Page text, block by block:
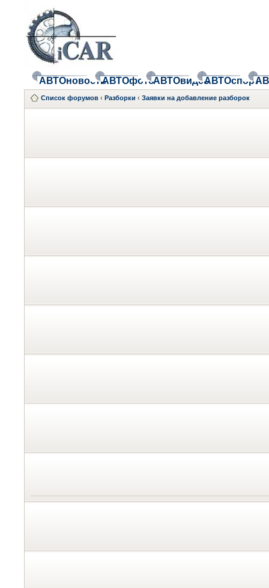
АВТОновостиАВТОфотоАВТОвидеоАВТОспорт
Список форумов ‹ Разборки ‹ Заявки на добавление разборок